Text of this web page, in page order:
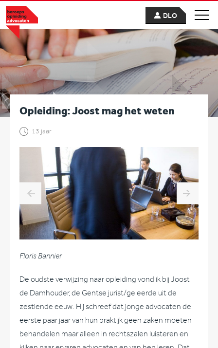
DLO
Opleiding: Joost mag het weten
13 jaar
Floris Bannier
De oudste verwijzing naar opleiding vond ik bij Joost
de Damhouder, de Gentse jurist/geleerde uit de
zestiende eeuw. Hij schreef dat jonge advocaten de
eerste paar jaar van hun praktijk geen zaken moeten
behandelen maar alleen in rechtszalen luisteren en